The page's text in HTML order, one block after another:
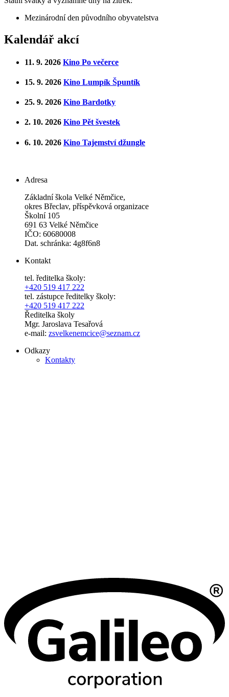
Mezinárodní den původního obyvatelstva
Kalendář akcí
11. 9. 2026 Kino Po večerce
15. 9. 2026 Kino Lumpík Špuntík
25. 9. 2026 Kino Bardotky
2. 10. 2026 Kino Pět švestek
6. 10. 2026 Kino Tajemství džungle
Adresa
Základní škola Velké Němčice,
okres Břeclav, příspěvková organizace
Školní 105
691 63 Velké Němčice
IČO: 60680008
Dat. schránka: 4g8f6n8
Kontakt
tel. ředitelka školy:
+420 519 417 222
tel. zástupce ředitelky školy:
+420 519 417 222
Ředitelka školy
Mgr. Jaroslava Tesařová
e-mail: zsvelkenemcice@seznam.cz
Odkazy
Kontakty